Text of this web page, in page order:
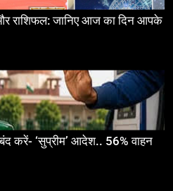
राशिफल: जानिए आज का दिन आपके
बंद करें- ‘सुप्रीम’ आदेश.. 56% वाहन